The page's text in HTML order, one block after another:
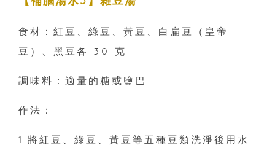
食材：紅豆、綠豆、黃豆、白扁豆（皇帝
豆）、黑豆各 30 克
調味料：適量的糖或鹽巴
作法：
1.將紅豆、綠豆、黃豆等五種豆類洗淨後用水